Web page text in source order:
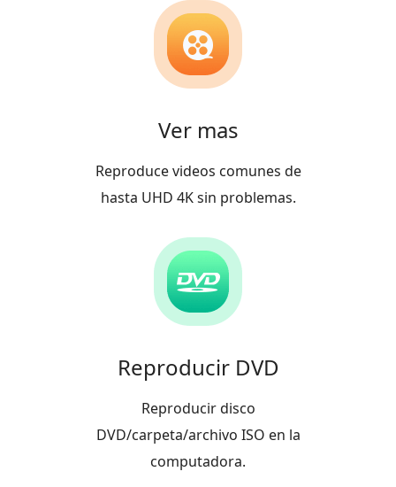
Ver mas
Reproduce videos comunes de
hasta UHD 4K sin problemas.
Reproducir DVD
Reproducir disco
DVD/carpeta/archivo ISO en la
computadora.